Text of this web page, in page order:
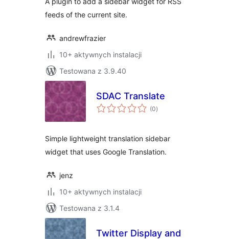
feeds of the current site.
andrewfrazier
10+ aktywnych instalacji
Testowana z 3.9.40
SDAC Translate
(0wszystkich
ocen
)
Simple lightweight translation sidebar
widget that uses Google Translation.
jenz
10+ aktywnych instalacji
Testowana z 3.1.4
Twitter Display and